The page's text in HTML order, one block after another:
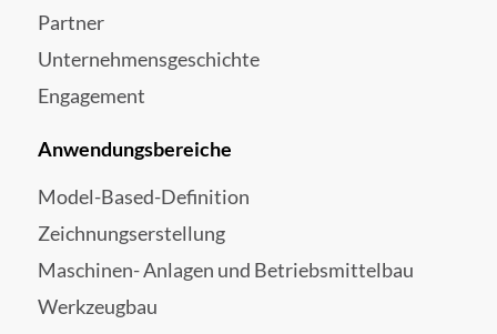
Partner
Unternehmensgeschichte
Engagement
Anwendungsbereiche
Model-Based-Definition
Zeichnungserstellung
Maschinen- Anlagen und Betriebsmittelbau
Werkzeugbau